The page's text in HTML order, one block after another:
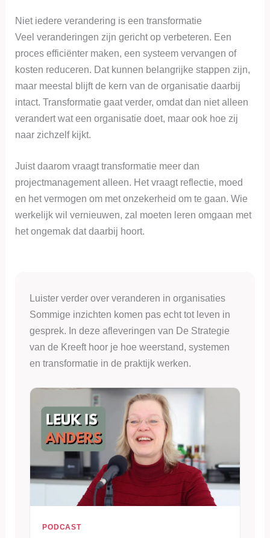
Niet iedere verandering is een transformatie
Veel veranderingen zijn gericht op verbeteren. Een
proces efficiënter maken, een systeem vervangen of
kosten reduceren. Dat kunnen belangrijke stappen zijn,
maar meestal blijft de kern van de organisatie daarbij
intact. Transformatie gaat verder, omdat dan niet alleen
verandert wat een organisatie doet, maar ook hoe zij
naar zichzelf kijkt.
Juist daarom vraagt transformatie meer dan
projectmanagement alleen. Het vraagt reflectie, moed
en het vermogen om met onzekerheid om te gaan. Wie
werkelijk wil vernieuwen, zal moeten leren omgaan met
het ongemak dat daarbij hoort.
Luister verder over veranderen in organisaties
Sommige inzichten komen pas echt tot leven in
gesprek. In deze afleveringen van De Strategie
van de Kreeft hoor je hoe weerstand, systemen
en transformatie in de praktijk werken.
PODCAST